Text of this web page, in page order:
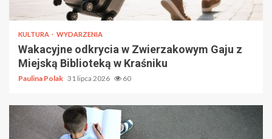
KULTURA WYDARZENIA
Wakacyjne odkrycia w Zwierzakowym Gaju z
Miejską Biblioteką w Kraśniku
Paulina Polak 31 lipca 2026 60